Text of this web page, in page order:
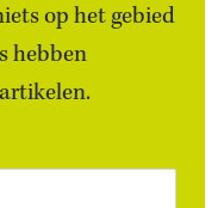
op het gebied
hebben